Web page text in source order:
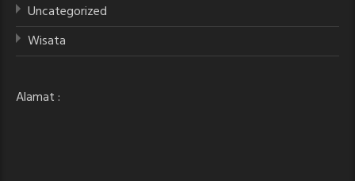
Uncategorized
Wisata
Alamat :